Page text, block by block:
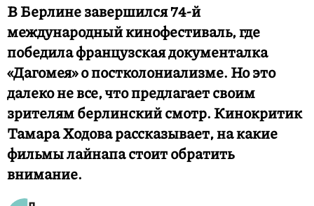
В Берлине завершился 74-й
международный кинофестиваль, где
победила французская документалка
«Дагомея» о постколониализме. Но это
далеко не все, что предлагает своим
зрителям берлинский смотр. Кинокритик
Тамара Ходова рассказывает, на какие
фильмы лайнапа стоит обратить
внимание.